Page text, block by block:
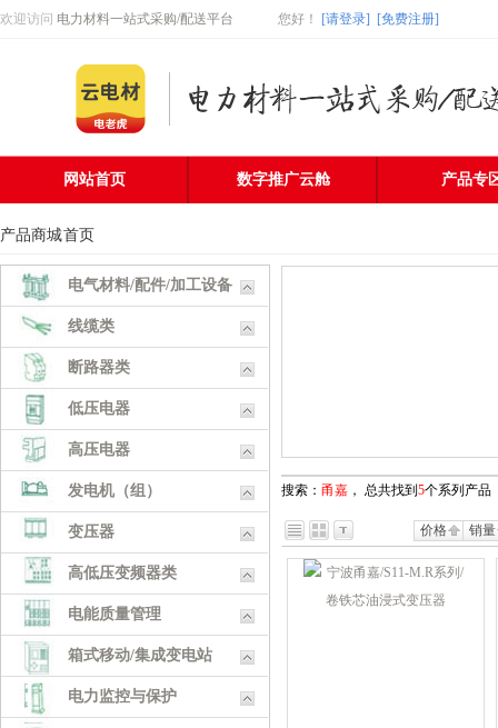
欢迎访问 电力材料一站式采购/配送平台 您好 ！ [请登录] [免费注册]
网站首页 数字推广云舱 产品专
产品商城首页
电气材料/配件/加工设备
线缆类
断路器类
低压电器
高压电器
发电机（组）
变压器
高低压变频器类
电能质量管理
箱式移动/集成变电站
电力监控与保护
搜索： 甬嘉 ， 总共找到 5个系列产品
价格 销量